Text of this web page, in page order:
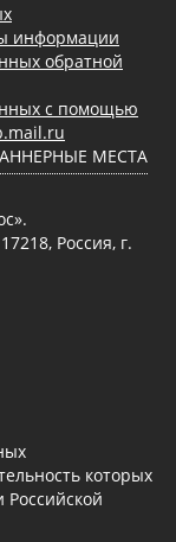
информации
обратной
с помощью
МЕСТА
Россия, г.
которых